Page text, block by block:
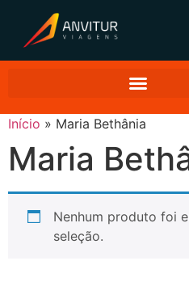
Início » Maria Bethânia
Maria
Nenhum produto foi
seleção.